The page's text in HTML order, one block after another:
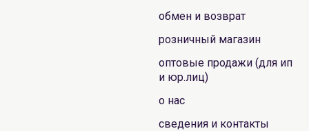
обмен и возврат
розничный магазин
оптовые продажи (для ип
и юр.лиц)
о нас
сведения и контакты